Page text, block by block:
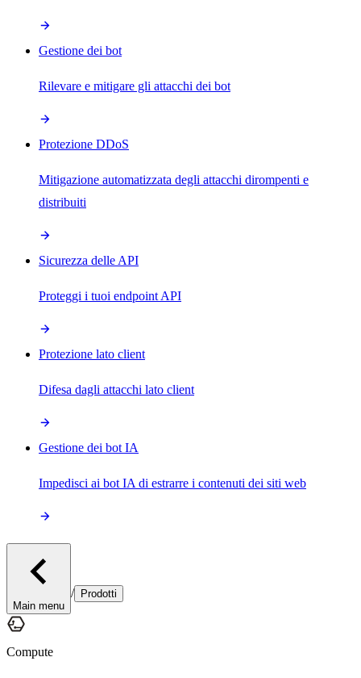
Gestione dei bot
Rilevare e mitigare gli attacchi dei bot
Protezione DDoS
Mitigazione automatizzata degli attacchi dirompenti e
distribuiti
Sicurezza delle API
Proteggi i tuoi endpoint API
Protezione lato client
Difesa dagli attacchi lato client
Gestione dei bot IA
Impedisci ai bot IA di estrarre i contenuti dei siti web
Main menu
/ Prodotti
Compute